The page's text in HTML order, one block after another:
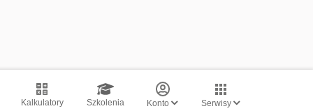
Kalkulatory Szkolenia Konto Serwisy